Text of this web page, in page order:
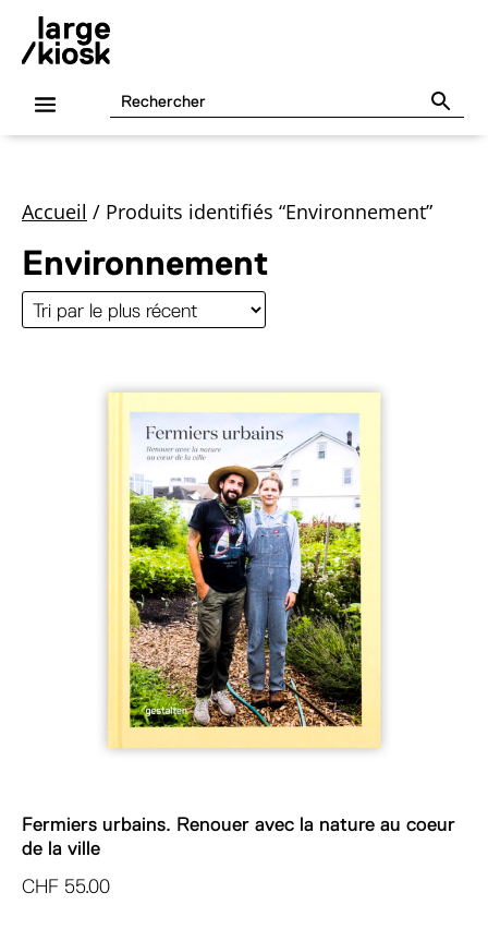
Accueil / Produits identifiés “Environnement”
Environnement
Fermiers urbains. Renouer avec la nature au coeur
de la ville
CHF 55.00